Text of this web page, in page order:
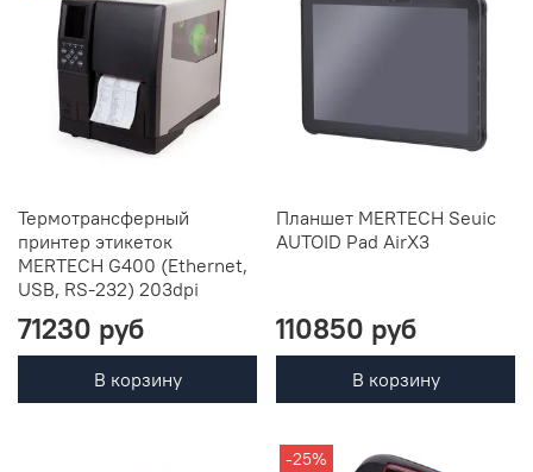
Термотрансферный
принтер этикеток
MERTECH G400 (Ethernet,
USB, RS-232) 203dpi
71230 руб
В корзину
Планшет MERTECH Seuic
AUTOID Pad AirX3
110850 руб
В корзину
-25%